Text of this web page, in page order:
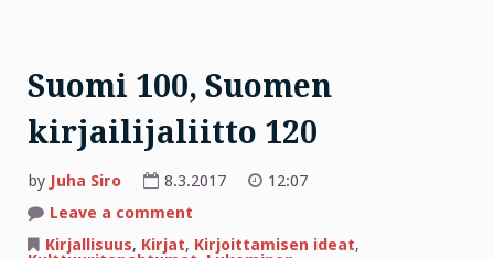
Suomi 100, Suomen
kirjailijaliitto 120
by Juha Siro 8.3.2017
12:07
Leave a comment
100,
Kirjallisuus, Kirjat, Kirjoittamisen ideat,